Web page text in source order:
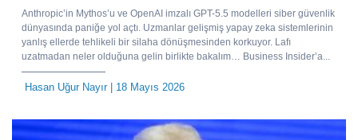
Anthropic’in Mythos’u ve OpenAI imzalı GPT-5.5 modelleri siber güvenlik
dünyasında paniğe yol açtı. Uzmanlar gelişmiş yapay zeka sistemlerinin
yanlış ellerde tehlikeli bir silaha dönüşmesinden korkuyor. Lafı
uzatmadan neler olduğuna gelin birlikte bakalım… Business Insider’a...
Hasan Uğur Nayır| 18 Mayıs 2026